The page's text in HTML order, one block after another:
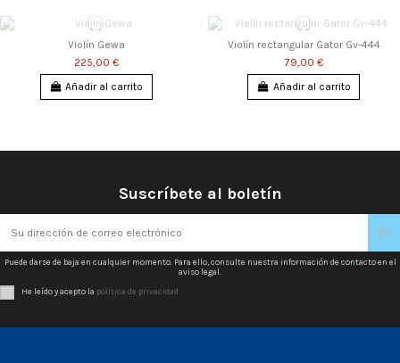
Violín Gewa
225,00 €
Añadir al carrito
Violín rectangular Gator Gv-444
79,00 €
Añadir al carrito
Suscríbete al boletín
Puede darse de baja en cualquier momento. Para ello, consulte nuestra información de contacto en el
aviso legal.
He leído y acepto la política de privacidad